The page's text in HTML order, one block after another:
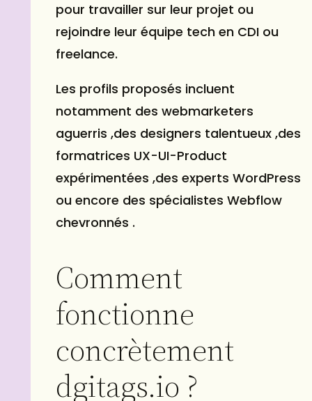
pour travailler sur leur projet ou
rejoindre leur équipe tech en CDI ou
freelance.
Les profils proposés incluent
notamment des webmarketers
aguerris ,des designers talentueux ,des
formatrices UX-UI-Product
expérimentées ,des experts WordPress
ou encore des spécialistes Webflow
chevronnés .
Comment
fonctionne
concrètement
dgitags.io ?